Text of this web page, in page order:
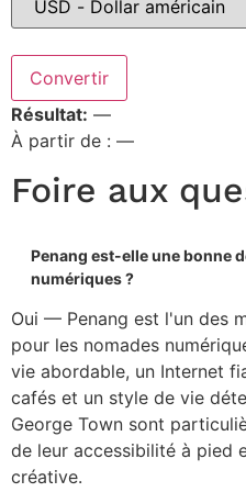
Convertir
Résultat: —
À partir de : —
Foire aux
Penang est-elle une bonne
numériques ?
Oui — Penang est l'un des
pour les nomades
vie abordable, un Internet
cafés et un style de vie
George Town sont
de leur accessibilité à pied
créative.